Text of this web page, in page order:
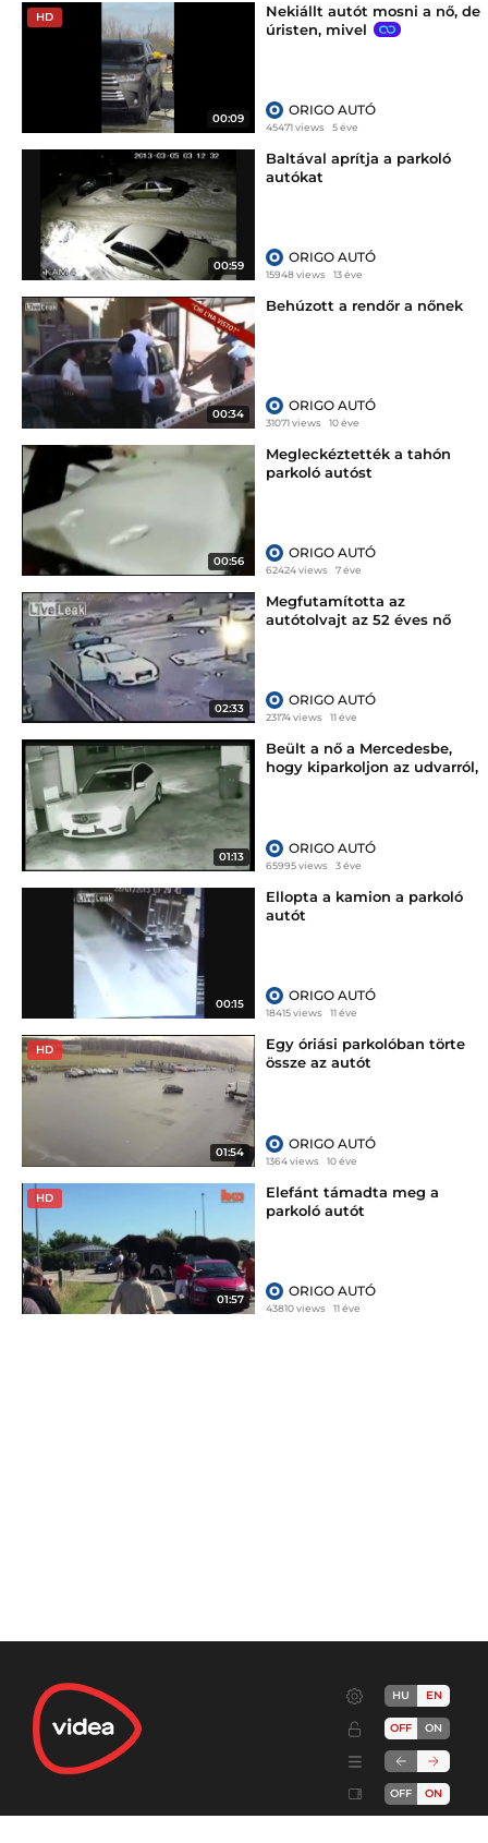
HD
00:09
Nekiállt autót mosni a nő, de
úristen, mivel
ORIGO AUTÓ
45471 views 5 éve
00:59
Baltával aprítja a parkoló
autókat
ORIGO AUTÓ
15948 views 13 éve
00:34
Behúzott a rendőr a nőnek
ORIGO AUTÓ
31071 views 10 éve
00:56
Megleckéztették a tahón
parkoló autóst
ORIGO AUTÓ
62424 views 7 éve
02:33
Megfutamította az
autótolvajt az 52 éves nő
ORIGO AUTÓ
23174 views 11 éve
01:13
Beült a nő a Mercedesbe,
hogy kiparkoljon az udvarról,
ORIGO AUTÓ
65995 views 3 éve
00:15
Ellopta a kamion a parkoló
autót
ORIGO AUTÓ
18415 views 11 éve
HD
01:54
Egy óriási parkolóban törte
össze az autót
ORIGO AUTÓ
1364 views 10 éve
HD
01:57
Elefánt támadta meg a
parkoló autót
ORIGO AUTÓ
43810 views 11 éve
HU EN
OFF ON
OFF ON